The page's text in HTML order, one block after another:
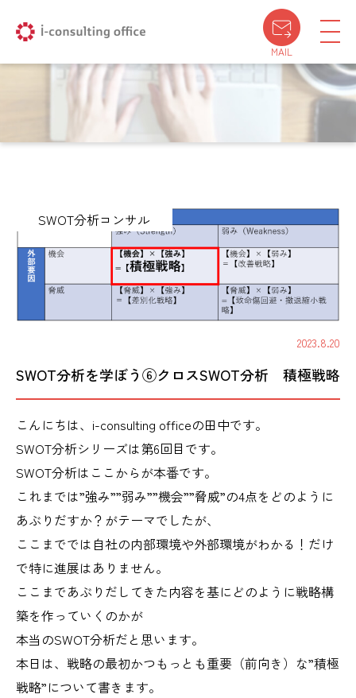
MAIL
SWOT分析コンサル
2023.8.20
SWOT分析を学ぼう⑥クロスSWOT分析 積極戦略
こんにちは、i-consulting officeの田中です。
SWOT分析シリーズは第6回目です。
SWOT分析はここからが本番です。
これまでは”強み””弱み””機会””脅威”の4点をどのように
あぶりだすか？がテーマでしたが、
ここまででは自社の内部環境や外部環境がわかる！だけ
で特に進展はありません。
ここまであぶりだしてきた内容を基にどのように戦略構
築を作っていくのかが
本当のSWOT分析だと思います。
本日は、戦略の最初かつもっとも重要（前向き）な”積極
戦略”について書きます。